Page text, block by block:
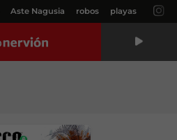
Aste Nagusia robos playas